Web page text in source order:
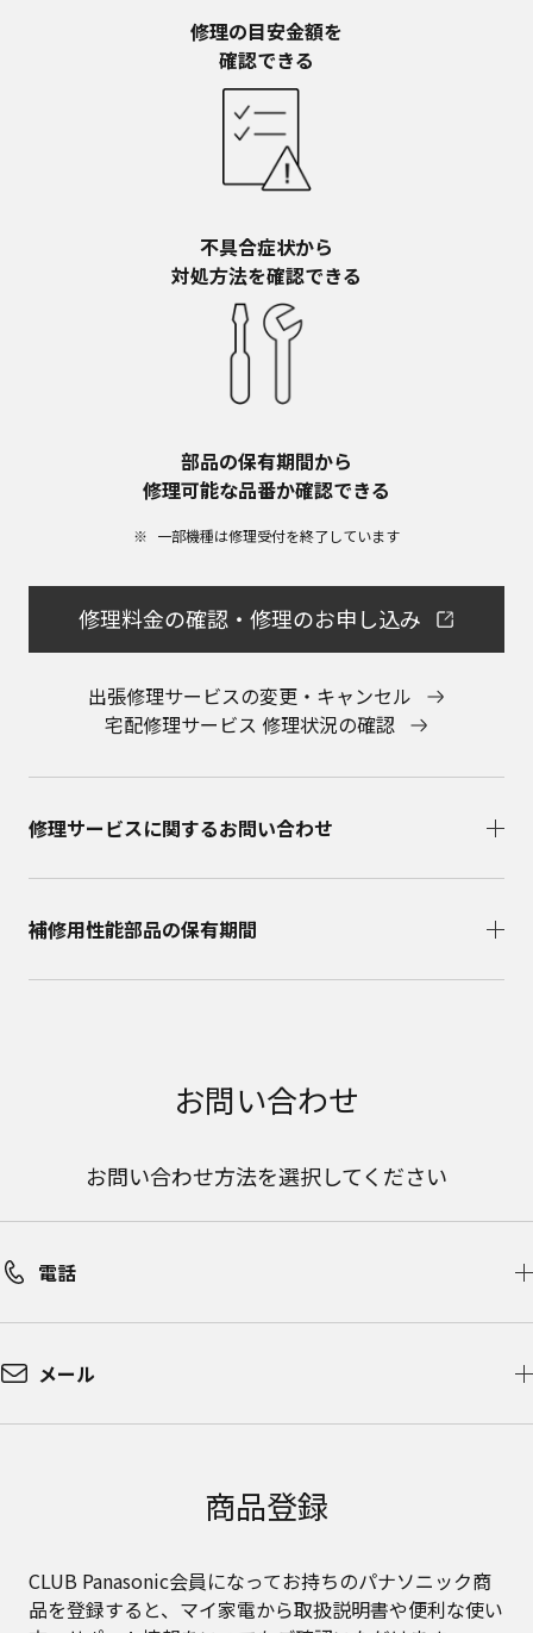
ウェブサイトに掲載する場合もあります。ただ
し、本ウェブサイトに公開されている取扱説明書
は、商品本体に同梱する取扱説明書の変更の度に
修正・更新するものではありません。
商品には、取扱説明書を補足する操作ガイドなど
の印刷物が同梱されていることがありますが、本
ウェブサイトではそれらの印刷物は公開しており
商品ご使用時の安全上のご注意については、取扱
説明書に記載または別途同梱の別紙にてお客様に
ご提供しておりますが、本ウェブサイトでは別紙
にて提供している情報は公開しておりません。
取扱説明書中に記載する安全上のご注意は、法的
開されている取扱説明書に記載の安全上のご注意
についてのご質問等がありましたら、ご購入店、
会社に直接お問い合わせください。
かったことにより万一損害（データの破損・業務の中
断・営業情報の損失などによる損害を含む）が生じ、
の可能性があることについてあらかじめ知らされた場
合でも、当社は一切責任を負いませんことをご了承く
本ウェブサイトのサービスの中止、変更など
容や条件を変更する場合があります。あらかじめご了
取扱説明書は、商品をご購入いただいたお客様のため
の資料です。本ウェブサイトに公開されている取扱説
修理の目安金額を​
確認できる
不具合症状から​
対処方法を確認できる
部品の保有期間から​
修理可能な品番か確認できる
一部機種は修理受付を終了しています​
修理料金の確認・修理のお申し込み
出張修理サービスの変更・キャンセル
宅配修理サービス 修理状況の確認
修理サービスに関するお問い合わせ​
補修用性能部品の保有期間​
お問い合わせ
お問い合わせ方法を選択してください
電話
メール
商品登録
CLUB Panasonic会員になってお持ちのパナソニック商
品を登録すると、マイ家電から取扱説明書や便利な使い